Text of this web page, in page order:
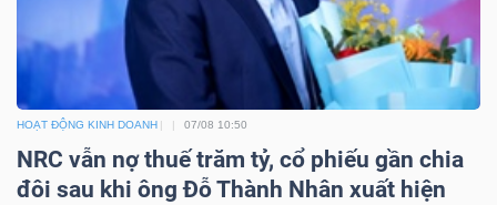
HOẠT ĐỘNG KINH DOANH 07/08 10:50
NRC vẫn nợ thuế trăm tỷ, cổ phiếu gần chia
đôi sau khi ông Đỗ Thành Nhân xuất hiện
tác
(-)
Báo